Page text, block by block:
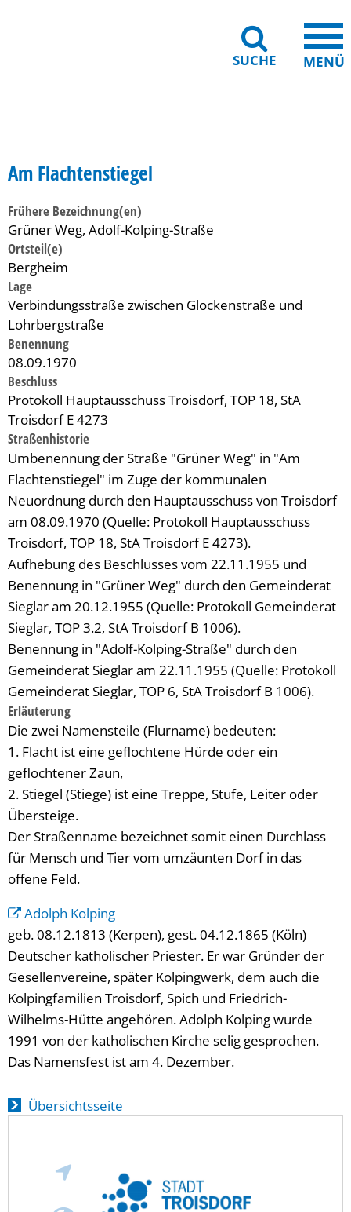
SUCHE MENÜ
Am Flachtenstiegel
Frühere Bezeichnung(en)
Grüner Weg, Adolf-Kolping-Straße
Ortsteil(e)
Bergheim
Lage
Verbindungsstraße zwischen Glockenstraße und
Lohrbergstraße
Benennung
08.09.1970
Beschluss
Protokoll Hauptausschuss Troisdorf, TOP 18, StA
Troisdorf E 4273
Straßenhistorie
Umbenennung der Straße "Grüner Weg" in "Am
Flachtenstiegel" im Zuge der kommunalen
Neuordnung durch den Hauptausschuss von Troisdorf
am 08.09.1970 (Quelle: Protokoll Hauptausschuss
Troisdorf, TOP 18, StA Troisdorf E 4273).
Aufhebung des Beschlusses vom 22.11.1955 und
Benennung in "Grüner Weg" durch den Gemeinderat
Sieglar am 20.12.1955 (Quelle: Protokoll Gemeinderat
Sieglar, TOP 3.2, StA Troisdorf B 1006).
Benennung in "Adolf-Kolping-Straße" durch den
Gemeinderat Sieglar am 22.11.1955 (Quelle: Protokoll
Gemeinderat Sieglar, TOP 6, StA Troisdorf B 1006).
Erläuterung
Die zwei Namensteile (Flurname) bedeuten:
1. Flacht ist eine geflochtene Hürde oder ein
geflochtener Zaun,
2. Stiegel (Stiege) ist eine Treppe, Stufe, Leiter oder
Übersteige.
Der Straßenname bezeichnet somit einen Durchlass
für Mensch und Tier vom umzäunten Dorf in das
offene Feld.
Adolph Kolping
geb. 08.12.1813 (Kerpen), gest. 04.12.1865 (Köln)
Deutscher katholischer Priester. Er war Gründer der
Gesellenvereine, später Kolpingwerk, dem auch die
Kolpingfamilien Troisdorf, Spich und Friedrich-
Wilhelms-Hütte angehören. Adolph Kolping wurde
1991 von der katholischen Kirche selig gesprochen.
Das Namensfest ist am 4. Dezember.
Übersichtsseite